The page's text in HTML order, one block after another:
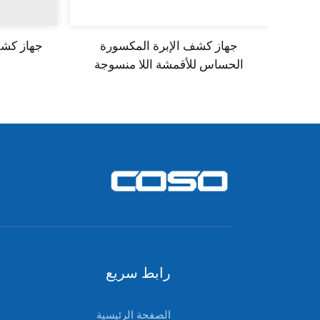
جهاز
جهاز كشف الإبرة المكسورة
الحساس للأقمشة اللا منسوجة
رابط سريع
الصفحة الرئيسية